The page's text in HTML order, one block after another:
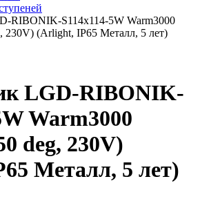
RIBONIK-S114x114-5W Warm3000
230V) (Arlight, IP65 Металл, 5 лет)
LGD-RIBONIK-
Warm3000
deg, 230V)
Металл, 5 лет)